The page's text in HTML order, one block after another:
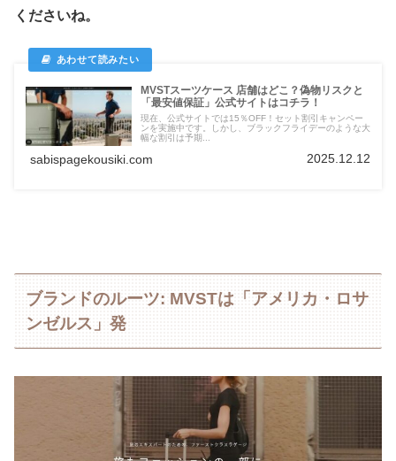
くださいね。
MVSTスーツケース 店舗はどこ？偽物リスクと
「最安値保証」公式サイトはコチラ！
現在、公式サイトでは15％OFF！セット割引キャンペー
ンを実施中です。しかし、ブラックフライデーのような大
幅な割引は予期...
sabispagekousiki.com 2025.12.12
ブランドのルーツ: MVSTは「アメリカ・ロサ
ンゼルス」発